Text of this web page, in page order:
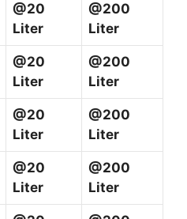
@20
Liter
@200
Liter
@20
Liter
@200
Liter
@20
Liter
@200
Liter
@20
Liter
@200
Liter